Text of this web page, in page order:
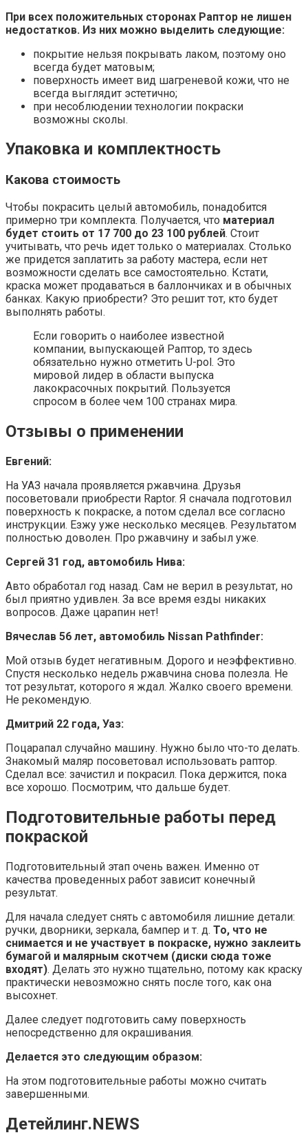
При всех положительных сторонах Раптор не лишен
недостатков. Из них можно выделить следующие:
покрытие нельзя покрывать лаком, поэтому оно
всегда будет матовым;
поверхность имеет вид шагреневой кожи, что не
всегда выглядит эстетично;
при несоблюдении технологии покраски
возможны сколы.
Упаковка и комплектность
Какова стоимость
Чтобы покрасить целый автомобиль, понадобится
примерно три комплекта. Получается, что материал
будет стоить от 17 700 до 23 100 рублей. Стоит
учитывать, что речь идет только о материалах. Столько
же придется заплатить за работу мастера, если нет
возможности сделать все самостоятельно. Кстати,
краска может продаваться в баллончиках и в обычных
банках. Какую приобрести? Это решит тот, кто будет
выполнять работы.
Если говорить о наиболее известной
компании, выпускающей Раптор, то здесь
обязательно нужно отметить U-pol. Это
мировой лидер в области выпуска
лакокрасочных покрытий. Пользуется
спросом в более чем 100 странах мира.
Отзывы о применении
Евгений:
На УАЗ начала проявляется ржавчина. Друзья
посоветовали приобрести Raptor. Я сначала подготовил
поверхность к покраске, а потом сделал все согласно
инструкции. Езжу уже несколько месяцев. Результатом
полностью доволен. Про ржавчину и забыл уже.
Сергей 31 год, автомобиль Нива:
Авто обработал год назад. Сам не верил в результат, но
был приятно удивлен. За все время езды никаких
вопросов. Даже царапин нет!
Вячеслав 56 лет, автомобиль Nissan Pathfinder:
Мой отзыв будет негативным. Дорого и неэффективно.
Спустя несколько недель ржавчина снова полезла. Не
тот результат, которого я ждал. Жалко своего времени.
Не рекомендую.
Дмитрий 22 года, Уаз:
Поцарапал случайно машину. Нужно было что-то делать.
Знакомый маляр посоветовал использовать раптор.
Сделал все: зачистил и покрасил. Пока держится, пока
все хорошо. Посмотрим, что дальше будет.
Подготовительные работы перед
покраской
Подготовительный этап очень важен. Именно от
качества проведенных работ зависит конечный
результат.
Для начала следует снять с автомобиля лишние детали:
ручки, дворники, зеркала, бампер и т. д. То, что не
снимается и не участвует в покраске, нужно заклеить
бумагой и малярным скотчем (диски сюда тоже
входят). Делать это нужно тщательно, потому как краску
практически невозможно снять после того, как она
высохнет.
Далее следует подготовить саму поверхность
непосредственно для окрашивания.
Делается это следующим образом:
На этом подготовительные работы можно считать
завершенными.
Детейлинг.NEWS